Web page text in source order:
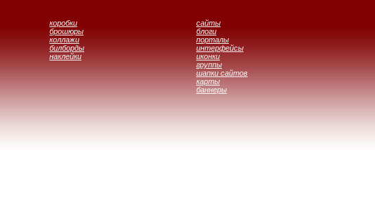
коробки
брошюры
коллажи
билборды
наклейки
сайты
блоги
порталы
интерфейсы
иконки
группы
шапки сайтов
карты
баннеры